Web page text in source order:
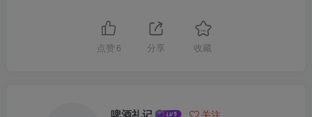
点赞 6 分享 收藏
关注